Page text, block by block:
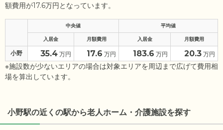
額費用が17.6万円となっています。
中央値 平均値
入居金 月額費用 入居金 月額費用
小野 35.4 万円 17.6 万円 183.6 万円 20.3 万円
※施設数が少ないエリアの場合は対象エリアを周辺まで広げて費用相
場を算出しています。
小野駅の近くの駅から老人ホーム・介護施設を探す